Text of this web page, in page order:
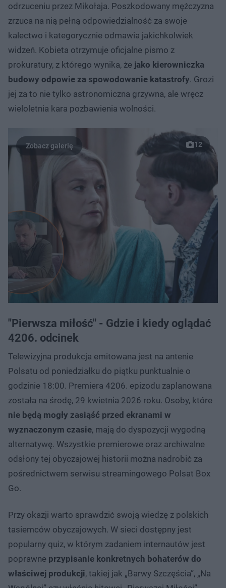
odrzuceniu przez Mikołaja. Poszkodowany mężczyzna
zrzuca na nią pełną odpowiedzialność za swoje
kalectwo i kategorycznie odmawia jakichkolwiek
widzeń. Kobieta otrzymuje oficjalne pismo z
prokuratury, z którego wynika, że jako kierowniczka
budowy odpowie za spowodowanie katastrofy. Grozi
jej za to nie tylko astronomiczna grzywna, ale wręcz
wieloletnia kara pozbawienia wolności.
12
"Pierwsza miłość" - Gdzie i kiedy oglądać
4206. odcinek
Telewizyjna produkcja emitowana jest na antenie
Polsatu od poniedziałku do piątku punktualnie o
godzinie 18:00. Premiera 4206. epizodu zaplanowana
została na środę, 29 kwietnia 2026 roku. Osoby, które
nie będą mogły zasiąść przed ekranami w
wyznaczonym czasie, mają do dyspozycji wygodną
alternatywę. Wszystkie premierowe oraz archiwalne
odsłony tej obyczajowej historii można nadrobić za
pośrednictwem serwisu streamingowego Polsat Box
Go.
Przy okazji warto sprawdzić swoją wiedzę z polskich
tasiemców obyczajowych. W sieci dostępny jest
popularny quiz, w którym zadaniem internautów jest
poprawne przypisanie konkretnych bohaterów do
właściwej produkcji, takiej jak „Barwy Szczęścia”, „Na